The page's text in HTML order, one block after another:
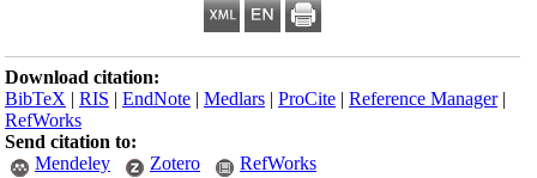
Download citation:
BibTeX|RIS|EndNote| Medlars| ProCite|Reference
RefWorks
Send citation to:
Mendeley
Zotero RefWorks